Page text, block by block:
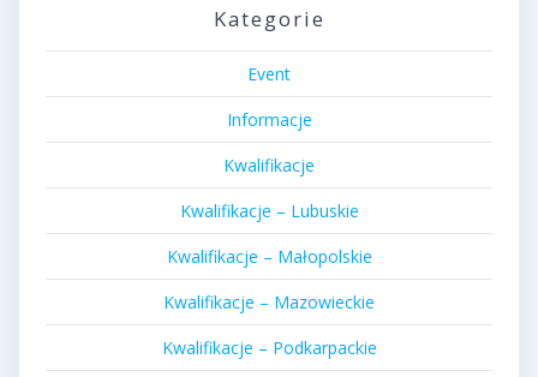
Kategorie
Event
Informacje
Kwalifikacje
Kwalifikacje – Lubuskie
Kwalifikacje – Małopolskie
Kwalifikacje – Mazowieckie
Kwalifikacje – Podkarpackie